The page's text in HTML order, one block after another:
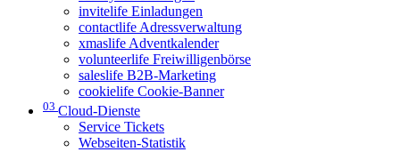
invitelife Einladungen
contactlife Adressverwaltung
xmaslife Adventkalender
volunteerlife Freiwilligenbörse
saleslife B2B-Marketing
cookielife Cookie-Banner
03 Cloud-Dienste
Service Tickets
Webseiten-Statistik